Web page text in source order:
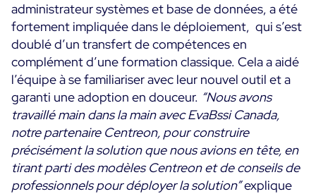
administrateur systèmes et base de données, a été
fortement impliquée dans le déploiement, qui s’est
doublé d’un transfert de compétences en
complément d’une formation classique. Cela a aidé
l’équipe à se familiariser avec leur nouvel outil et a
garanti une adoption en douceur. “Nous avons
travaillé main dans la main avec EvaBssi Canada,
notre partenaire Centreon, pour construire
précisément la solution que nous avions en tête, en
tirant parti des modèles Centreon et de conseils de
professionnels pour déployer la solution”explique